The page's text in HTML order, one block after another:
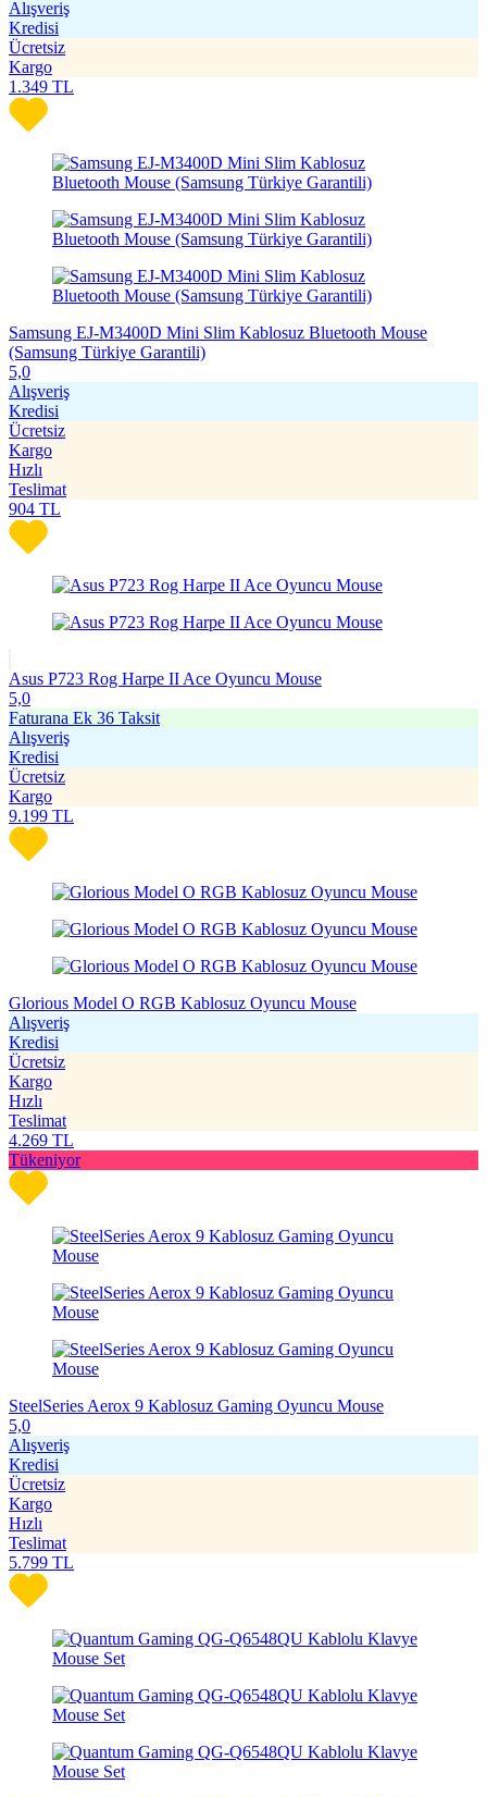
Alışveriş
Kredisi
Ücretsiz
Kargo
1.349 TL
Samsung EJ-M3400D Mini Slim Kablosuz Bluetooth Mouse
(Samsung Türkiye Garantili)
5,0
Alışveriş
Kredisi
Ücretsiz
Kargo
Hızlı
Teslimat
904 TL
Asus P723 Rog Harpe II Ace Oyuncu Mouse
5,0
Faturana Ek 36 Taksit
Alışveriş
Kredisi
Ücretsiz
Kargo
9.199 TL
Glorious Model O RGB Kablosuz Oyuncu Mouse
Alışveriş
Kredisi
Ücretsiz
Kargo
Hızlı
Teslimat
4.269 TL
Tükeniyor
SteelSeries Aerox 9 Kablosuz Gaming Oyuncu Mouse
5,0
Alışveriş
Kredisi
Ücretsiz
Kargo
Hızlı
Teslimat
5.799 TL